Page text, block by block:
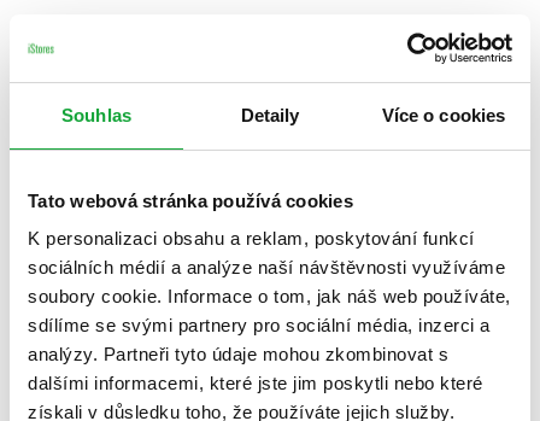
Souhlas Detaily Více o cookies
Tato webová stránka používá cookies
K personalizaci obsahu a reklam, poskytování funkcí
sociálních médií a analýze naší návštěvnosti využíváme
soubory cookie. Informace o tom, jak náš web používáte,
sdílíme se svými partnery pro sociální média, inzerci a
analýzy. Partneři tyto údaje mohou zkombinovat s
dalšími informacemi, které jste jim poskytli nebo které
získali v důsledku toho, že používáte jejich služby.